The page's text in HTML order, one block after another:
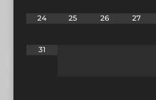
24 25 26 27
31